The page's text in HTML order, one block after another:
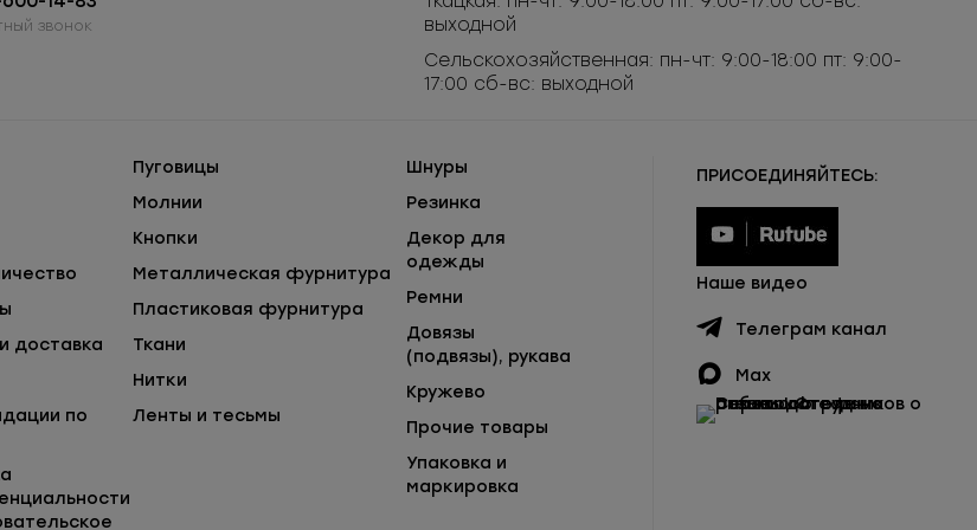
звонок
выходной
Сельскохозяйственная: пн-чт: 9:00-18:00 пт: 9:00-
17:00 сб-вс: выходной
доставка
по
Пуговицы
Молнии
Кнопки
Металлическая фурнитура
Пластиковая фурнитура
Ткани
Нитки
Ленты и тесьмы
Шнуры
Резинка
Декор для
одежды
Ремни
Довязы
(подвязы), рукава
Кружево
Прочие товары
Упаковка и
маркировка
ПРИСОЕДИНЯЙТЕСЬ:
Наше видео
Телеграм канал
Max